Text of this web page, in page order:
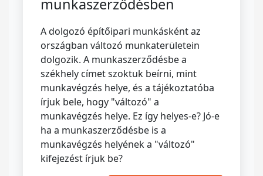
munkaszerződésben
A dolgozó építőipari munkásként az
országban változó munkaterületein
dolgozik. A munkaszerződésbe a
székhely címet szoktuk beírni, mint
munkavégzés helye, és a tájékoztatóba
írjuk bele, hogy "változó" a
munkavégzés helye. Ez így helyes-e? Jó-e
ha a munkaszerződésbe is a
munkavégzés helyének a "változó"
kifejezést írjuk be?